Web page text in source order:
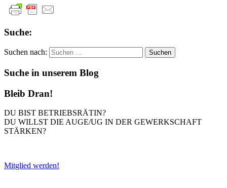
Suche:
Suchen nach:
Suche in unserem Blog
Bleib Dran!
DU BIST BETRIEBSRÄTIN?
DU WILLST DIE AUGE/UG IN DER GEWERKSCHAFT
STÄRKEN?
Mitglied werden!